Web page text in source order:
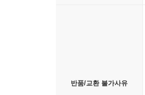
반품/교환 불가사유